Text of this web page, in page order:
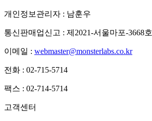
개인정보관리자 : 남훈우
통신판매업신고 : 제2021-서울마포-3668호
이메일 : webmaster@monsterlabs.co.kr
전화 : 02-715-5714
팩스 : 02-714-5714
고객센터